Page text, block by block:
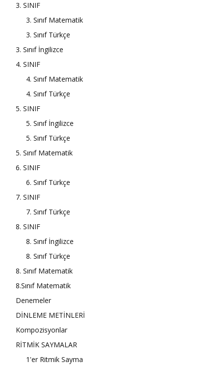
3. SINIF
3. Sınıf Matematik
3. Sınıf Türkçe
3. Sınıf İngilizce
4. SINIF
4. Sınıf Matematik
4. Sınıf Türkçe
5. SINIF
5. Sınıf İngilizce
5. Sınıf Türkçe
5. Sınıf Matematik
6. SINIF
6. Sınıf Türkçe
7. SINIF
7. Sınıf Türkçe
8. SINIF
8. Sınıf İngilizce
8. Sınıf Türkçe
8. Sınıf Matematik
8.Sınıf Matematik
Denemeler
DİNLEME METİNLERİ
Kompozisyonlar
RİTMİK SAYMALAR
1'er Ritmik Sayma